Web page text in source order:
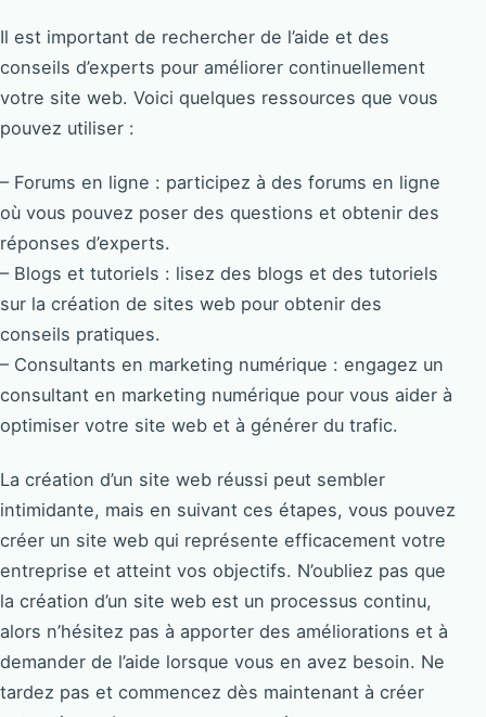
Il est important de rechercher de l’aide et des
conseils d’experts pour améliorer continuellement
votre site web. Voici quelques ressources que vous
pouvez utiliser :
– Forums en ligne : participez à des forums en ligne
où vous pouvez poser des questions et obtenir des
réponses d’experts.
– Blogs et tutoriels : lisez des blogs et des tutoriels
sur la création de sites web pour obtenir des
conseils pratiques.
– Consultants en marketing numérique : engagez un
consultant en marketing numérique pour vous aider à
optimiser votre site web et à générer du trafic.
La création d’un site web réussi peut sembler
intimidante, mais en suivant ces étapes, vous pouvez
créer un site web qui représente efficacement votre
entreprise et atteint vos objectifs. N’oubliez pas que
la création d’un site web est un processus continu,
alors n’hésitez pas à apporter des améliorations et à
demander de l’aide lorsque vous en avez besoin. Ne
tardez pas et commencez dès maintenant à créer